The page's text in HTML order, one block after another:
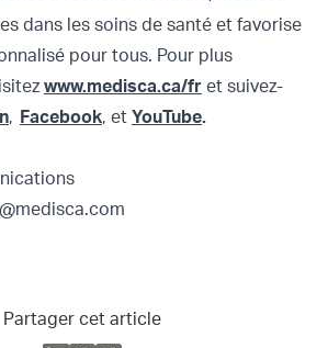
dans les soins de santé et favorise
pour tous. Pour plus
www.medisca.ca/fr et suivez-
, Facebook, et YouTube.
Partager cet article